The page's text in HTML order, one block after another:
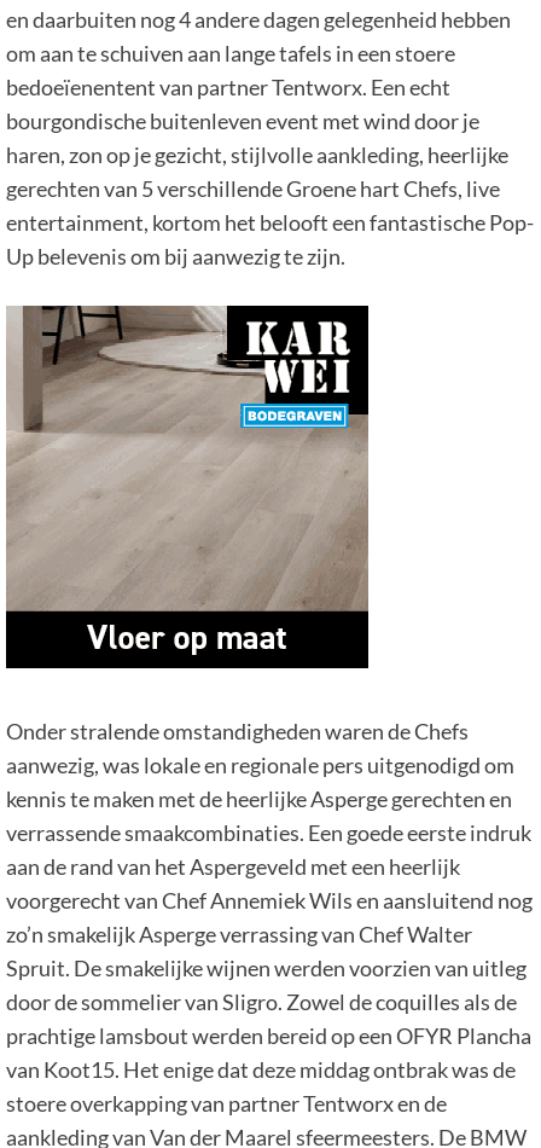
en daarbuiten nog 4 andere dagen gelegenheid hebben
om aan te schuiven aan lange tafels in een stoere
bedoeïenentent van partner Tentworx. Een echt
bourgondische buitenleven event met wind door je
haren, zon op je gezicht, stijlvolle aankleding, heerlijke
gerechten van 5 verschillende Groene hart Chefs, live
entertainment, kortom het belooft een fantastische Pop-
Up belevenis om bij aanwezig te zijn.
Onder stralende omstandigheden waren de Chefs
aanwezig, was lokale en regionale pers uitgenodigd om
kennis te maken met de heerlijke Asperge gerechten en
verrassende smaakcombinaties. Een goede eerste indruk
aan de rand van het Aspergeveld met een heerlijk
voorgerecht van Chef Annemiek Wils en aansluitend nog
zo’n smakelijk Asperge verrassing van Chef Walter
Spruit. De smakelijke wijnen werden voorzien van uitleg
door de sommelier van Sligro. Zowel de coquilles als de
prachtige lamsbout werden bereid op een OFYR Plancha
van Koot15. Het enige dat deze middag ontbrak was de
stoere overkapping van partner Tentworx en de
aankleding van Van der Maarel sfeermeesters. De BMW